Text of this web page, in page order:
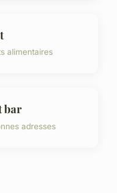
alimentaires
bar
adresses